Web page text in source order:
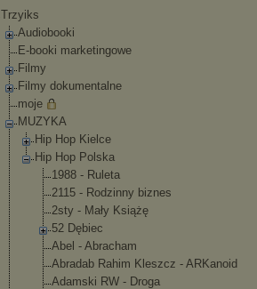
Trzyiks
Audiobooki
E-booki marketingowe
Filmy
Filmy dokumentalne
moje
MUZYKA
Hip Hop Kielce
Hip Hop Polska
1988 - Ruleta
2115 - Rodzinny biznes
2sty - Mały Książę
52 Dębiec
Abel - Abracham
Abradab Rahim Kleszcz - ARKanoid
Adamski RW - Droga